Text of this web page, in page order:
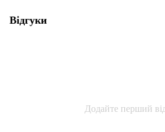
Відгуки
Додайте перший